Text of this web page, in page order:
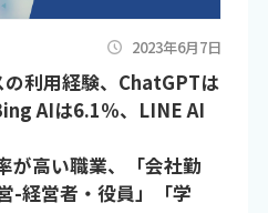
2023年6月7日
利用経験、ChatGPTは
AIは6.1％、LINE AI
が高い職業、「会社勤
-経営者・役員」「学